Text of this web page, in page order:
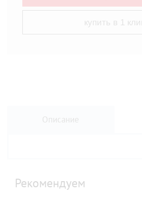
купить в 1
Описание
Рекомендуем